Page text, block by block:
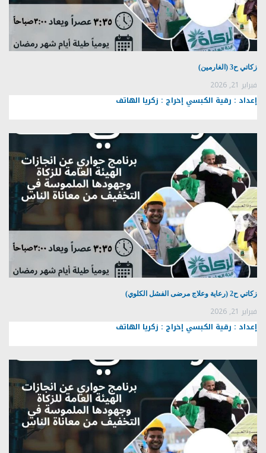
زكاتي ح3 (الغارمين)
فبراير 21, 2026
إعداد : رقية الكبسي إخراج : زكريا الهاتف
زكاتي ح2 (رعاية وعلاج مرضى الفشل الكلوي)
فبراير 21, 2026
إعداد : رقية الكبسي إخراج : زكريا الهاتف